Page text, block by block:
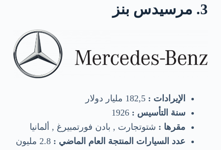
3. مرسيدس بنز
الإيرادات :
سنة التأسيس :
مقرها : شتوتجارت , بادن فورتمبيرغ , ألمانيا
عدد السيارات المنتجة العام الماضي :
2.8 مليون